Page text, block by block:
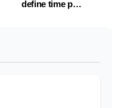
define time para